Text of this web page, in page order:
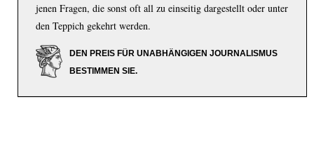
jenen Fragen, die sonst oft all zu einseitig dargestellt oder unter
den Teppich gekehrt werden.
DEN PREIS FÜR UNABHÄNGIGEN JOURNALISMUS
BESTIMMEN SIE.